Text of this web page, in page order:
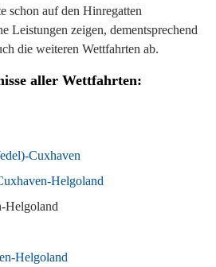
schon auf den Hinregatten
Leistungen zeigen, dementsprechend
die weiteren Wettfahrten ab.
aller Wettfahrten:
Cuxhaven
Helgoland
Helgoland
Helgoland